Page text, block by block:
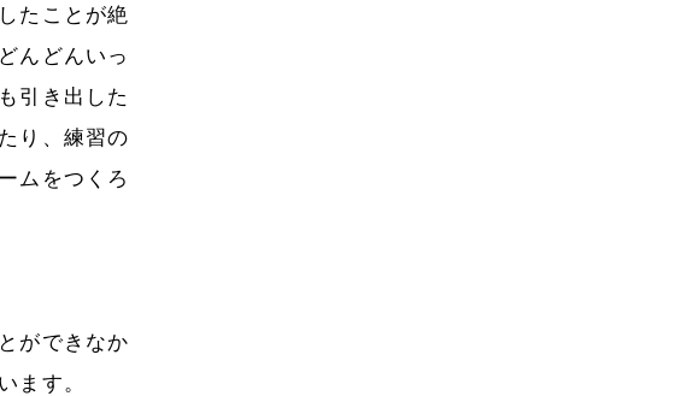
たことが絶
んどんいっ
引き出した
り、練習の
ムをつくろ
ができなか
ます。